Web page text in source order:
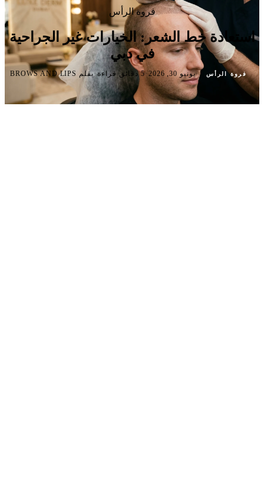
فروة الرأس
استعادة خط الشعر: الخيارات غير الجراحية
في دبي
فروة الرأس ·يونيو 30, 2026 ·5 دقائق قراءة ·بقلم BROWS AND LIPS